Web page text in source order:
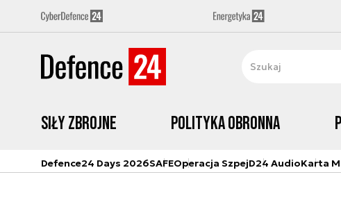
Siły zbrojne Polityka obronna
Defence24 Days 2026SAFEOperacja SzpejD24 AudioKarta